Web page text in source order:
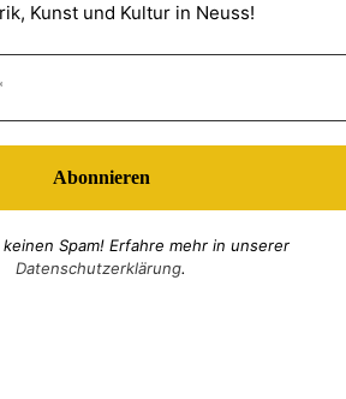
Kunst und Kultur in Neuss!
Spam! Erfahre mehr in unserer
Datenschutzerklärung.